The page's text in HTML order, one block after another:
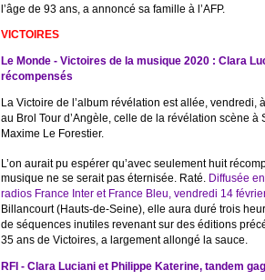
l’âge de 93 ans, a annoncé sa famille à l’AFP.
VICTOIRES
Le Monde - Victoires de la musique 2020 : Clara
récompensés
La Victoire de l’album révélation est allée, vendredi,
au Brol Tour d’Angèle, celle de la révélation scène à
Maxime Le Forestier.
L’on aurait pu espérer qu’avec seulement huit
musique ne se serait pas éternisée. Raté.
Diffusée
radios France Inter et France Bleu, vendredi 14
Billancourt (Hauts-de-Seine), elle aura duré trois
de séquences inutiles revenant sur des éditions
35 ans de Victoires, a largement allongé la sauce.
RFI - Clara Luciani et Philippe Katerine, tandem